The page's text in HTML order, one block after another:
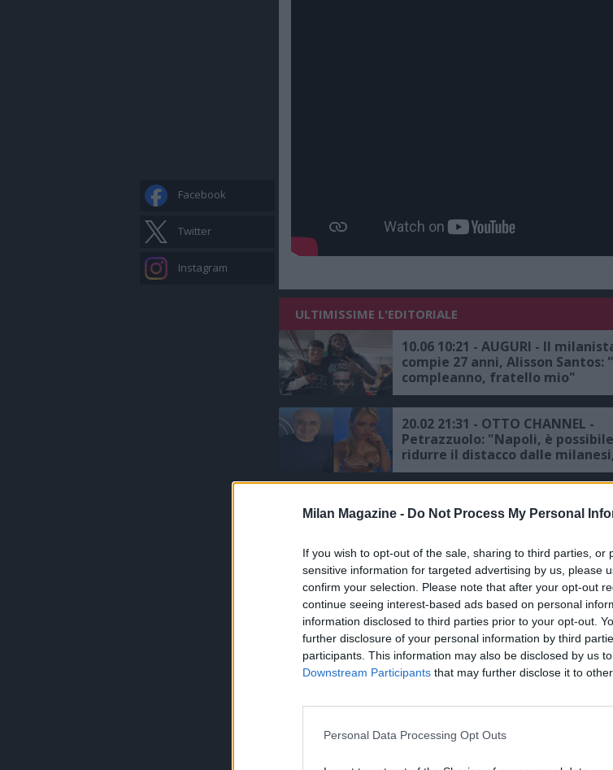
Milan Magazine - Do Not Process My Personal
If you wish to opt-out of the sale, sharing to third parties, or
sensitive information for targeted advertising by us, please
confirm your selection. Please note that after your opt-out
continue seeing interest-based ads based on personal
information disclosed to third parties prior to your opt-out.
further disclosure of your personal information by third
participants. This information may also be disclosed by us
Downstream Participants that may further disclose it to
Personal Data Processing Opt Outs
Facebook
Twitter
Instagram
ULTIMISSIME L'EDITORIALE
10.06 10:21 - AUGURI - Il
compie 27 anni, Alisson Santos:
compleanno, fratello mio"
20.02 21:31 - OTTO CHANNEL -
Petrazzuolo: "Napoli, è possibile
ridurre il distacco dalle
Chivu? Dichiarazioni fuori
Petrazzuolo: "Milan-Napoli? E’
crescita della squadra con lo
sul petto, le ultime sulla
11.02 22:48 - PAGELLE NM -
Napoli, i voti di Petrazzuolo: "7
Kvara e Lindstrom"
11.02 19:28 - SERIE A - Milan-
ecco le formazioni ufficiali del
11.02 12:40 - KISS KISS -
“Sanremo? Geolier per me ha
stampa non ha reso onore al